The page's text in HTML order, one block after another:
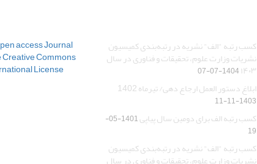
کسب رتبه "الف" نشریه در رتبه‌بندی کمیسیون
نشریات وزارت علوم، تحقیقات و فناوری در سال
۱۴۰۳1404-07-07
ابلاغ دستور العمل ارجاع دهی/ تیرماه 1402
1403-11-11
کسب رتبه الف برای دومین سال پیاپی
1401-05-
19
کسب رتبه "الف" نشریه در رتبه‌بندی کمیسیون
نشریات وزارت علوم، تحقیقات و فناوری در سال
access Journal
Creative Commons
License